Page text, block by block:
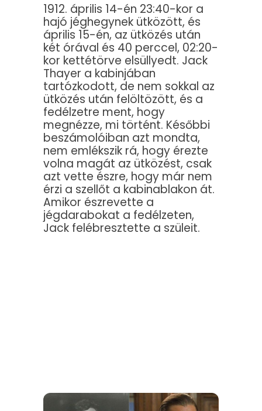
1912. április 14-én 23:40-kor a
hajó jéghegynek ütközött, és
április 15-én, az ütközés után
két órával és 40 perccel, 02:20-
kor kettétörve elsüllyedt. Jack
Thayer a kabinjában
tartózkodott, de nem sokkal az
ütközés után felöltözött, és a
fedélzetre ment, hogy
megnézze, mi történt. Későbbi
beszámolóiban azt mondta,
nem emlékszik rá, hogy érezte
volna magát az ütközést, csak
azt vette észre, hogy már nem
érzi a szellőt a kabinablakon át.
Amikor észrevette a
jégdarabokat a fedélzeten,
Jack felébresztette a szüleit.